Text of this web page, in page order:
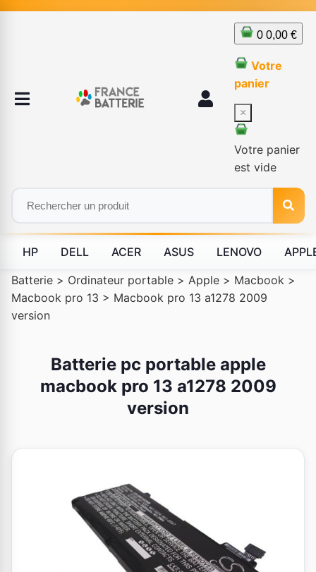
0 0,00 €
Votre
panier
×
Votre panier
est vide
HP DELL ACER ASUS LENOVO
Batterie > Ordinateur portable > Apple > Macbook >
Macbook pro 13 > Macbook pro 13 a1278 2009
version
Batterie pc portable apple
macbook pro 13 a1278 2009
version